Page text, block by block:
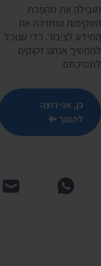
מובילה את מהפכת
השקיפות ומחזירה את
המידע לציבור. כדי שנוכל
להמשיך אנחנו זקוקים
לתמיכתם
כן, אני רוצה
לתמוך